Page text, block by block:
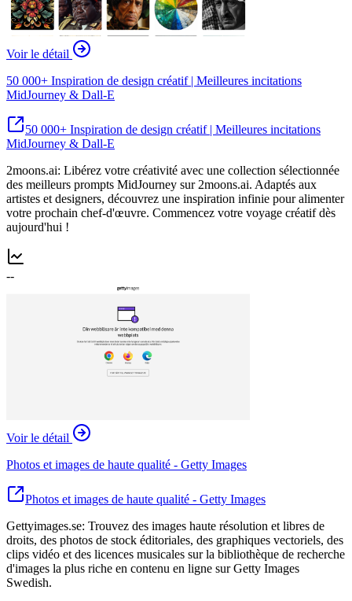
Voir le détail
50 000+ Inspiration de design créatif | Meilleures incitations
MidJourney & Dall-E
50 000+ Inspiration de design créatif | Meilleures incitations
MidJourney & Dall-E
2moons.ai: Libérez votre créativité avec une collection sélectionnée
des meilleurs prompts MidJourney sur 2moons.ai. Adaptés aux
artistes et designers, découvrez une inspiration infinie pour alimenter
votre prochain chef-d'œuvre. Commencez votre voyage créatif dès
aujourd'hui !
--
Voir le détail
Photos et images de haute qualité - Getty Images
Photos et images de haute qualité - Getty Images
Gettyimages.se: Trouvez des images haute résolution et libres de
droits, des photos de stock éditoriales, des graphiques vectoriels, des
clips vidéo et des licences musicales sur la bibliothèque de recherche
d'images la plus riche en contenu en ligne sur Getty Images
Swedish.